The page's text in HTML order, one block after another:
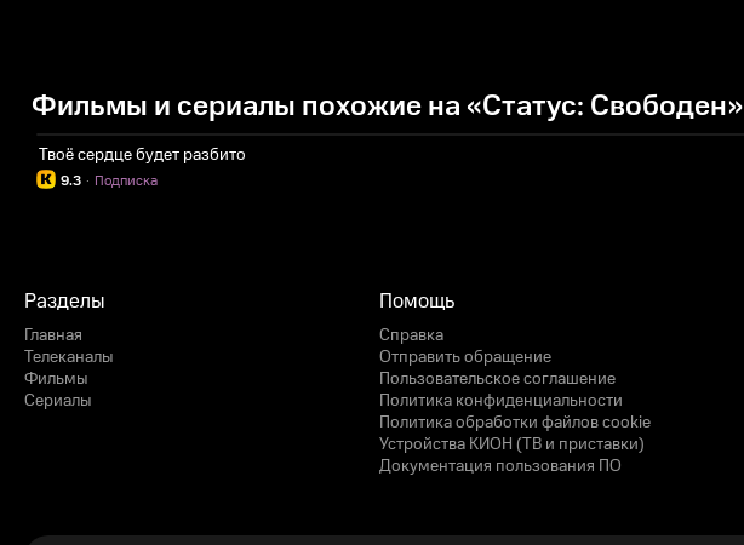
Фильмы и сериалы похожие на «Статус: Свободен»
Твоё сердце будет разбито
9.3 Подписка
·
Разделы
Главная
Телеканалы
Фильмы
Сериалы
Помощь
Справка
Отправить обращение
Пользовательское соглашение
Политика конфиденциальности
Политика обработки файлов cookie
Устройства КИОН (ТВ и приставки)
Документация пользования ПО